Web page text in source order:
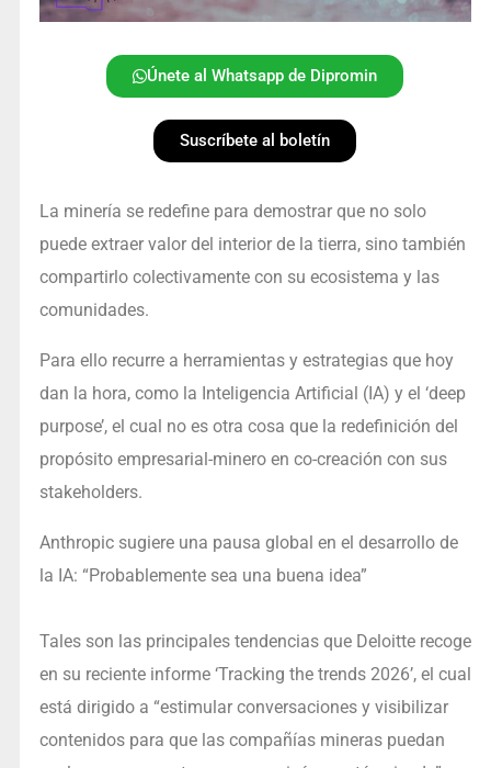
Únete al Whatsapp de Dipromin
Suscríbete al boletín
La minería se redefine para demostrar que no solo
puede extraer valor del interior de la tierra, sino también
compartirlo colectivamente con su ecosistema y las
comunidades.
Para ello recurre a herramientas y estrategias que hoy
dan la hora, como la Inteligencia Artificial (IA) y el ‘deep
purpose’, el cual no es otra cosa que la redefinición del
propósito empresarial-minero en co-creación con sus
stakeholders.
Anthropic sugiere una pausa global en el desarrollo de
la IA: “Probablemente sea una buena idea”
Tales son las principales tendencias que Deloitte recoge
en su reciente informe ‘Tracking the trends 2026’, el cual
está dirigido a “estimular conversaciones y visibilizar
contenidos para que las compañías mineras puedan